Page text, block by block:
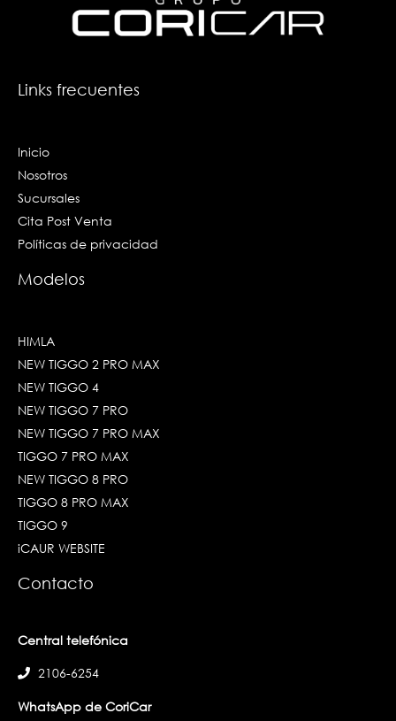
o
-
r
a
m
i
-
e
Links frecuentes
Inicio
Nosotros
Sucursales
Cita Post Venta
Políticas de privacidad
Modelos
HIMLA
NEW TIGGO 2 PRO MAX
NEW TIGGO 4
NEW TIGGO 7 PRO
NEW TIGGO 7 PRO MAX
TIGGO 7 PRO MAX
NEW TIGGO 8 PRO
TIGGO 8 PRO MAX
TIGGO 9
iCAUR WEBSITE
Contacto
Central telefónica
2106-6254
WhatsApp de CoriCar